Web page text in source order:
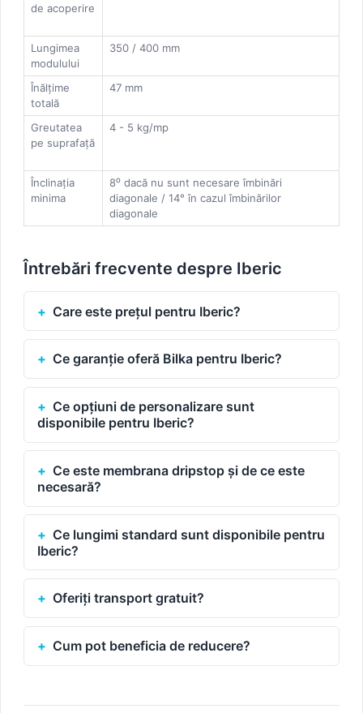
de acoperire
Lungimea
modulului
350 / 400 mm
Înălțime
totală
47 mm
Greutatea
pe suprafață
4 - 5 kg/mp
Înclinația
minima
8⁰ dacă nu sunt necesare îmbinări
diagonale / 14° în cazul îmbinărilor
diagonale
Întrebări frecvente despre Iberic
Care este prețul pentru Iberic?
Ce garanție oferă Bilka pentru Iberic?
Ce opțiuni de personalizare sunt
disponibile pentru Iberic?
Ce este membrana dripstop și de ce este
necesară?
Ce lungimi standard sunt disponibile pentru
Iberic?
Oferiți transport gratuit?
Cum pot beneficia de reducere?